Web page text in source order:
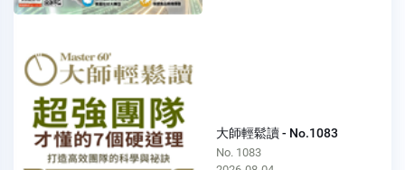
大師輕鬆讀 - No.1083
No. 1083